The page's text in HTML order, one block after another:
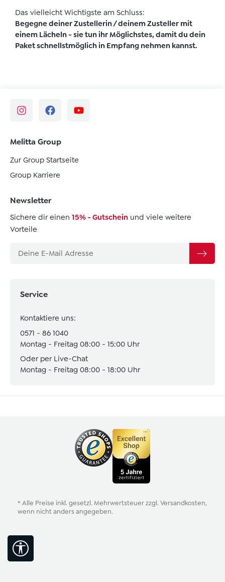
Das vielleicht Wichtigste am Schluss:
Begegne deiner Zustellerin / deinem Zusteller mit
einem Lächeln - sie tun ihr Möglichstes, damit du dein
Paket schnellstmöglich in Empfang nehmen kannst.
Service
Kontaktiere uns:
0571 - 86 1040
Montag - Freitag 08:00 - 15:00 Uhr
Oder per Live-Chat
Montag - Freitag 08:00 - 18:00 Uhr
Melitta Group
Zur Group Startseite
Group Karriere
Newsletter
Sichere dir einen 15% - Gutschein und viele weitere
Vorteile
* Alle Preise inkl. gesetzl. Mehrwertsteuer zzgl. Versandkosten,
wenn nicht anders angegeben.
Werkzeugleiste anzeigen